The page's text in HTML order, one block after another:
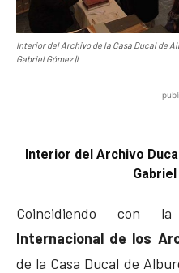
Interior del Archivo de la Casa Ducal de
Gabriel Gómez |l
Interior del Archivo
Coincidiendo con
Internacional de los
de la Casa Ducal de